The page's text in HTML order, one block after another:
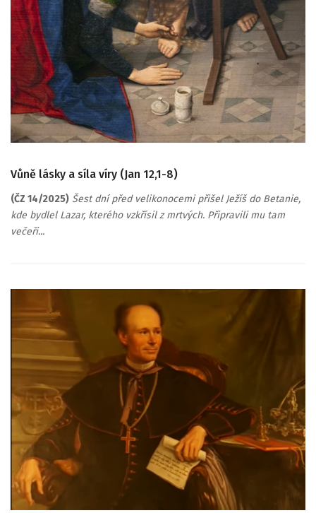
Vůně lásky a síla víry (Jan 12,1-8)
(ČZ 14/2025) Šest dní před velikonocemi přišel Ježíš do Betanie,
kde bydlel Lazar, kterého vzkřísil z mrtvých. Připravili mu tam
večeři...